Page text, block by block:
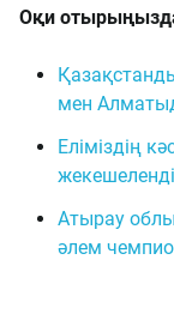
Оқи
мен
Еліміздің
Атырау
әлем